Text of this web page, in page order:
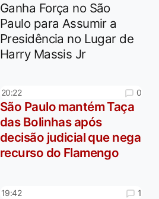
Ganha Força no São
Paulo para Assumir a
Presidência no Lugar de
Harry Massis Jr
20:22 0
São Paulo mantém Taça
das Bolinhas após
decisão judicial que nega
recurso do Flamengo
19:42 1